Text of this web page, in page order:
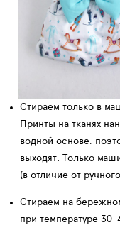
Стираем только в
Принты на тканях
водной основе,
выходят. Только
(в отличие от
Стираем на
при температуре